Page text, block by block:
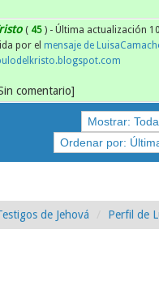
( 45 ) - Última actualización
por elmensaje de
comentario]
de Jehová Perfil de